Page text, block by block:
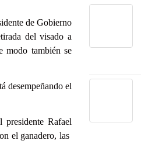
de Gobierno
del visado a
modo también se
desempeñando el
presidente Rafael
el ganadero, las